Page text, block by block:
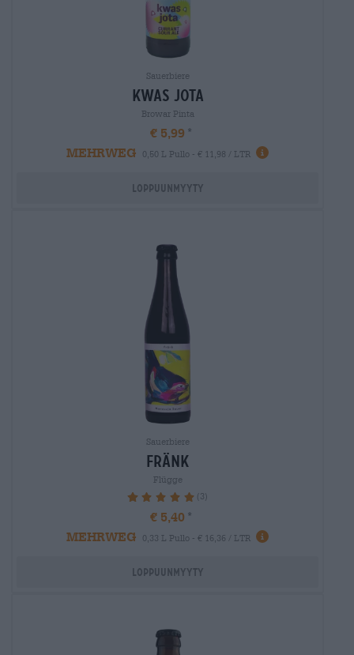
Sauerbiere
kwas jota
Browar Pinta
€ 5,99
MEHRWEG
0,50 L Pullo - € 11,98 / LTR
Loppuunmyyty
Sauerbiere
fränk
Flügge
100% (3)
€ 5,40
MEHRWEG
0,33 L Pullo - € 16,36 / LTR
Loppuunmyyty